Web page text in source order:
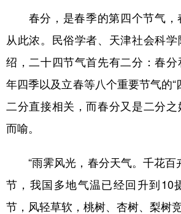
彩票 娱乐 时尚
公益 一带一路 亚太网
文化产业
地方频道
北京 天津 河北
春分，是春季的第四个节气，
从此浓。民俗学者、天津社会科
绍，二十四节气首先有二分：春分
年四季以及立春等八个重要节气的“
二分直接相关，而春分又是二分
而喻。
“雨霁风光，春分天气。千花百
节，我国多地气温已经回升到10
节，风轻草软，桃树、杏树、梨树